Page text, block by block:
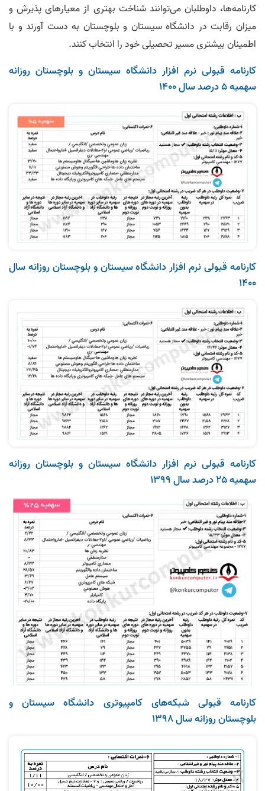
کارنامه‌ها، داوطلبان می‌توانند شناخت بهتری از معیارهای پذیرش و
میزان رقابت در دانشگاه سیستان و بلوچستان به دست آورند و با
اطمینان بیشتری مسیر تحصیلی خود را انتخاب کنند.
کارنامه قبولی نرم‌ افزار دانشگاه سیستان و بلوچستان روزانه
سهمیه ۵ درصد سال 1400
کارنامه قبولی نرم‌ افزار دانشگاه سیستان و بلوچستان روزانه سال
1400
کارنامه قبولی نرم‌ افزار دانشگاه سیستان و بلوچستان روزانه
سهمیه 25 درصد سال 1399
کارنامه قبولی شبکه‌های کامپیوتری دانشگاه سیستان و
بلوچستان روزانه سال 1398